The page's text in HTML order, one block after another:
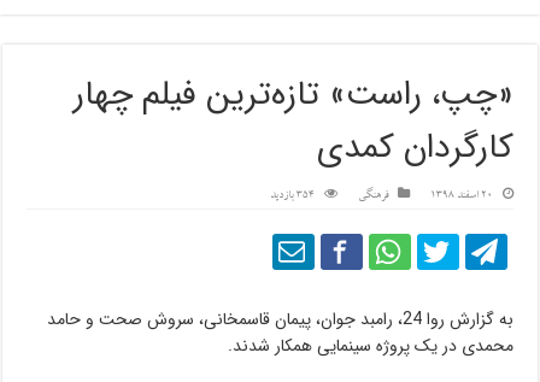
«چپ، راست» تازه‌ترین فیلم چهار
کارگردان کمدی
20 اسفند 1398 فرهنگی 354 بازدید
به گزارش روا 24، رامبد جوان، پیمان قاسمخانی، سروش صحت و حامد
محمدی در یک پروژه سینمایی همکار شدند.